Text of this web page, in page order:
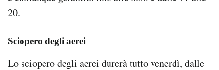
20.
Sciopero degli aerei
Lo sciopero degli aerei durerà tutto venerdì, dalle